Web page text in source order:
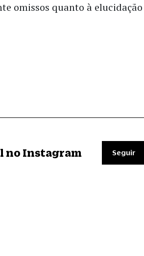
omissos quanto à elucidação
no Instagram Seguir